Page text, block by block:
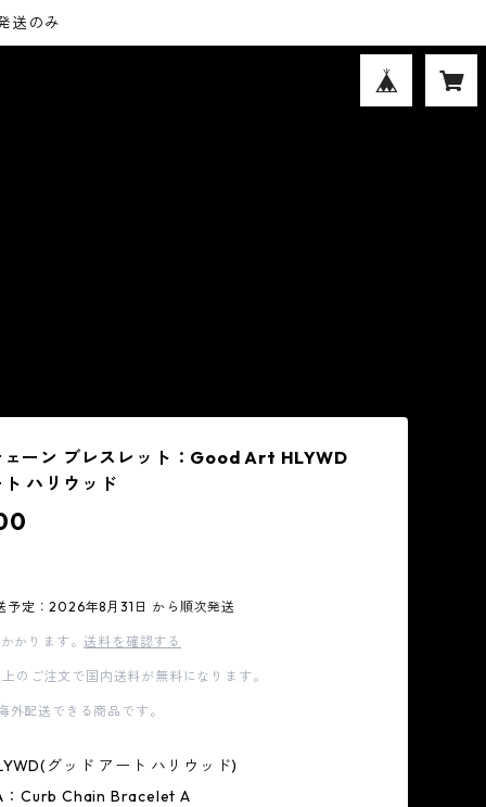
送のみ
ェーン ブレスレット：Good Art HLYWD
ハリウッド
予定：2026年8月31日 から順次発送
かります。送料を確認する
のご注文で国内送料が無料になります。
外配送できる商品です。
グッド アート ハリウッド)
：Curb Chain Bracelet A